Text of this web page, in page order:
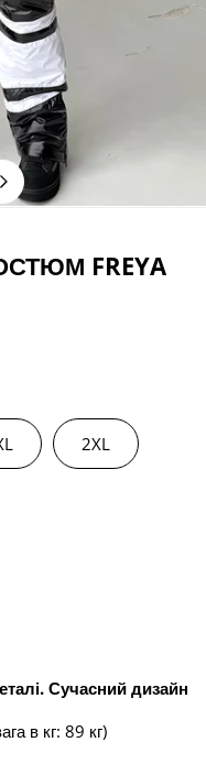
FREYA
2XL
Сучасний дизайн
в кг: 89 кг)